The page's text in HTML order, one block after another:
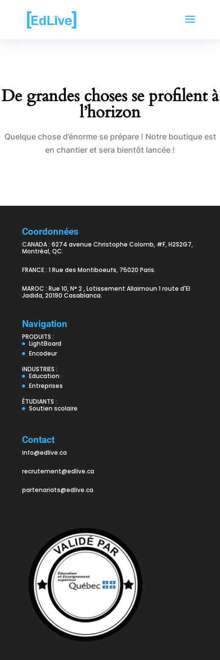
De grandes choses se profilent à
l’horizon
Quelque chose d’énorme se prépare ! Notre boutique est
en chantier et sera bientôt lancée !
Coordonnées
CANADA : 6274 avenue Christophe Colomb, #F, H2S2G7,
Montréal, QC.
FRANCE : 1 Rue des Montiboeufs, 75020 Paris.
MAROC : Rue 10, N° 2 , Lotissement Allaimoun 1 route d'El
Jadida, 20190 Casablanca.
Navigation
PRODUITS :
LightBoard
Encodeur
INDUSTRIES :
Education
Entreprises
ÉTUDIANTS :
Soutien scolaire
Contact
info@edlive.ca
recrutement@edlive.ca
partenariats@edlive.ca